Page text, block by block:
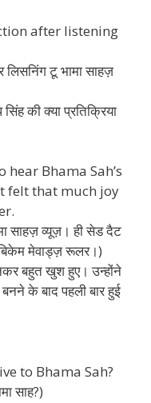
after listening
लिसनिंग टू भामा साहज़
की क्या प्रतिक्रिया
Bhama Sah’s
felt that much joy
साहज़ व्यूज़। ही सेड दैट
मेवाड्ज़ रूलर।)
बहुत खुश हुए। उन्होंने
के बाद पहली बार हुई
to Bhama Sah?
साह?)